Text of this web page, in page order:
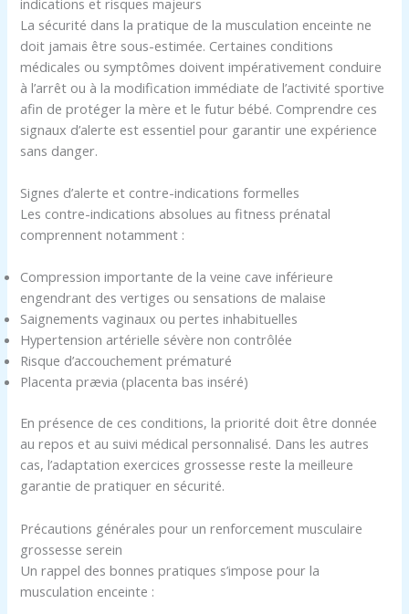
La sécurité dans la pratique de la musculation enceinte ne
doit jamais être sous-estimée. Certaines conditions
médicales ou symptômes doivent impérativement conduire
à l’arrêt ou à la modification immédiate de l’activité sportive
afin de protéger la mère et le futur bébé. Comprendre ces
signaux d’alerte est essentiel pour garantir une expérience
sans danger.
Signes d’alerte et contre-indications formelles
Les contre-indications absolues au fitness prénatal
comprennent notamment :
Compression importante de la veine cave inférieure
engendrant des vertiges ou sensations de malaise
Saignements vaginaux ou pertes inhabituelles
Hypertension artérielle sévère non contrôlée
Risque d’accouchement prématuré
Placenta prævia (placenta bas inséré)
En présence de ces conditions, la priorité doit être donnée
au repos et au suivi médical personnalisé. Dans les autres
cas, l’adaptation exercices grossesse reste la meilleure
garantie de pratiquer en sécurité.
Précautions générales pour un renforcement musculaire
grossesse serein
Un rappel des bonnes pratiques s’impose pour la
musculation enceinte :